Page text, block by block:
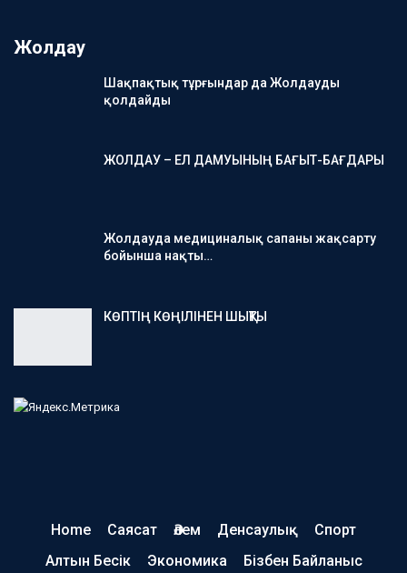
Жолдау
Шақпақтық тұрғындар да Жолдауды
қолдайды
ЖОЛДАУ – ЕЛ ДАМУЫНЫҢ БАҒЫТ-БАҒДАРЫ
Жолдауда медициналық сапаны жақсарту
бойынша нақты…
КӨПТІҢ КӨҢІЛІНЕН ШЫҚТЫ
Home Саясат Әлем Денсаулық
Спорт
Алтын Бесік
Экономика Бізбен Байланыс